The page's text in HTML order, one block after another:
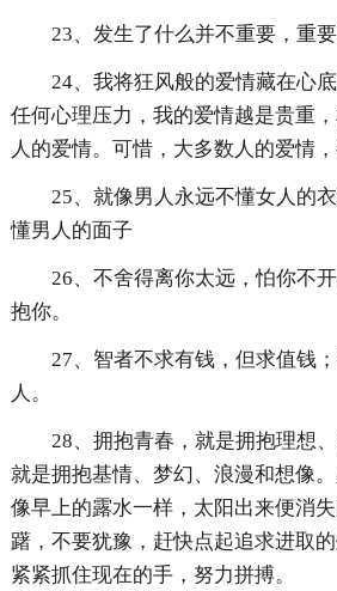
23、发生了什么并不重要，重
24、我将狂风般的爱情藏在心
任何心理压力，我的爱情越是贵重
人的爱情。可惜，大多数人的爱情，
25、就像男人永远不懂女人的
懂男人的面子
26、不舍得离你太远，怕你不
抱你。
27、智者不求有钱，但求值钱
人。
28、拥抱青春，就是拥抱理想
就是拥抱基情、梦幻、浪漫和想像
像早上的露水一样，太阳出来便消
躇，不要犹豫，赶快点起追求进取
紧紧抓住现在的手，努力拼搏。